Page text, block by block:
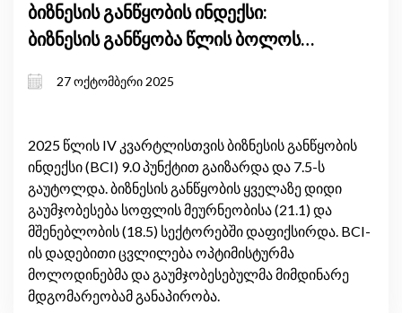
ბიზნესის განწყობის ინდექსი:
ბიზნესის განწყობა წლის ბოლოს
27 ოქტომბერი 2025
2025 წლის IV კვარტლისთვის ბიზნესის განწყობის
ინდექსი (BCI) 9.0 პუნქტით გაიზარდა და 7.5-ს
გაუტოლდა. ბიზნესის განწყობის ყველაზე დიდი
გაუმჯობესება სოფლის მეურნეობისა (21.1) და
მშენებლობის (18.5) სექტორებში დაფიქსირდა. BCI-
ის დადებითი ცვლილება ოპტიმისტურმა
მოლოდინებმა და გაუმჯობესებულმა მიმდინარე
მდგომარეობამ განაპირობა.